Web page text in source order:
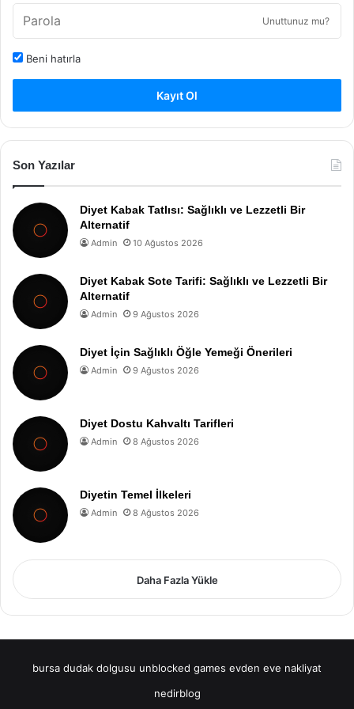
Unuttunuz mu?
Beni hatırla
Kayıt Ol
Son Yazılar
Diyet Kabak Tatlısı: Sağlıklı ve Lezzetli Bir
Alternatif
Admin 10 Ağustos 2026
Diyet Kabak Sote Tarifi: Sağlıklı ve Lezzetli Bir
Alternatif
Admin 9 Ağustos 2026
Diyet İçin Sağlıklı Öğle Yemeği Önerileri
Admin 9 Ağustos 2026
Diyet Dostu Kahvaltı Tarifleri
Admin 8 Ağustos 2026
Diyetin Temel İlkeleri
Admin 8 Ağustos 2026
Daha Fazla Yükle
bursa dudak dolgusu unblocked games evden eve nakliyat
nedirblog